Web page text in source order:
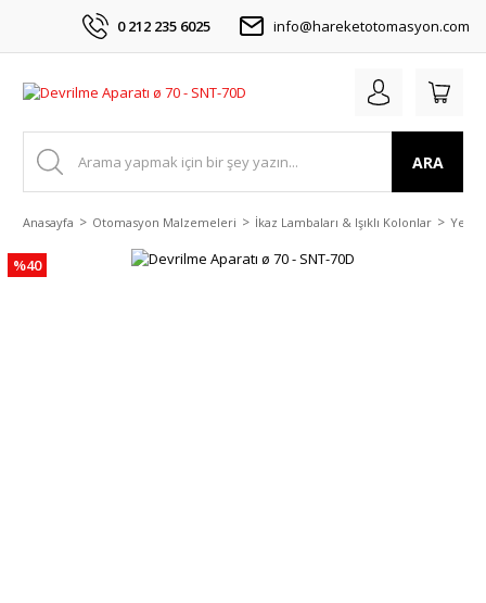
0 212 235 6025 info@hareketotomasyon.com
ARA
Anasayfa Otomasyon Malzemeleri İkaz Lambaları & Işıklı Kolonlar
%40